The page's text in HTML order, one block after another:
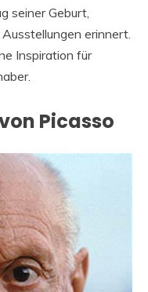
seiner Geburt,
erinnert.
Inspiration für
Picasso